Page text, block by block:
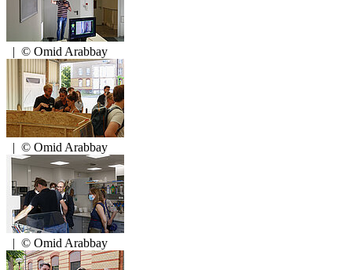
| © Omid Arabbay
| © Omid Arabbay
| © Omid Arabbay